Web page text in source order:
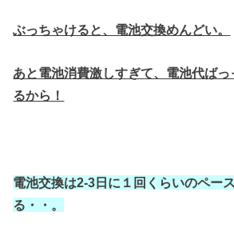
ぶっちゃけると、電池交換めんどい。
あと電池消費激しすぎて、電池代ば
るから！
電池交換は2-3日に１回くらいのペー
る・・。